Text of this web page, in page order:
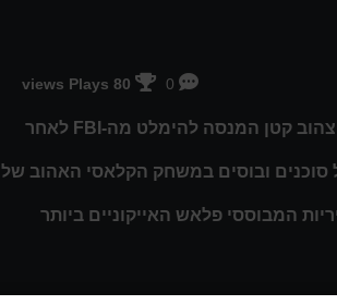
0
80 views Plays
איש חייזר הוא משחק פלאש מהיר בסגנון ריצה וירי בו אתה משחק בתור חייזר צהוב קטן המנסה להימלט מה-FBI לאחר
סוכנים ובוסים במשחק הקלאסי האהוב של
המבוססי פלאש האייקוניים ביותר